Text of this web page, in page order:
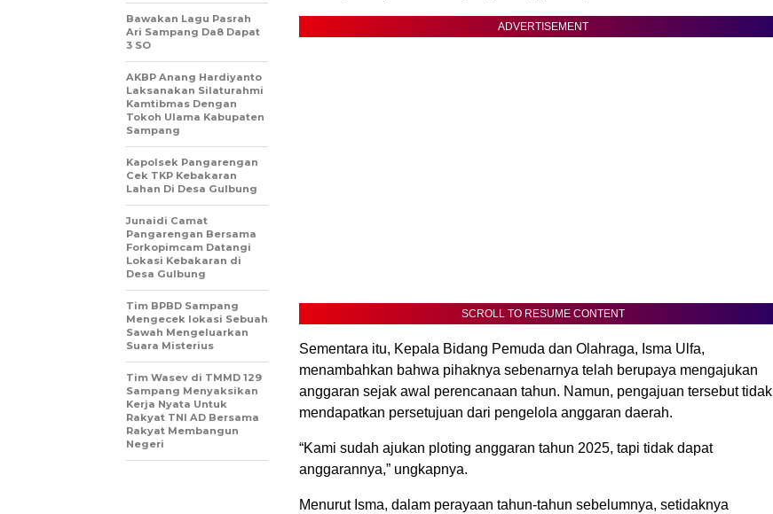
ADVERTISEMENT
SCROLL TO RESUME CONTENT
Sementara itu, Kepala Bidang Pemuda dan Olahraga, Isma Ulfa,
menambahkan bahwa pihaknya sebenarnya telah berupaya mengajukan
anggaran sejak awal perencanaan tahun. Namun, pengajuan tersebut tidak
mendapatkan persetujuan dari pengelola anggaran daerah.
“Kami sudah ajukan ploting anggaran tahun 2025, tapi tidak dapat
anggarannya,” ungkapnya.
Menurut Isma, dalam perayaan tahun-tahun sebelumnya, setidaknya
Bawakan Lagu Pasrah
Ari Sampang Da8 Dapat
3 SO
AKBP Anang Hardiyanto
Laksanakan Silaturahmi
Kamtibmas Dengan
Tokoh Ulama Kabupaten
Sampang
Kapolsek Pangarengan
Cek TKP Kebakaran
Lahan Di Desa Gulbung
Junaidi Camat
Pangarengan Bersama
Forkopimcam Datangi
Lokasi Kebakaran di
Desa Gulbung
Tim BPBD Sampang
Mengecek lokasi Sebuah
Sawah Mengeluarkan
Suara Misterius
Tim Wasev di TMMD 129
Sampang Menyaksikan
Kerja Nyata Untuk
Rakyat TNI AD Bersama
Rakyat Membangun
Negeri